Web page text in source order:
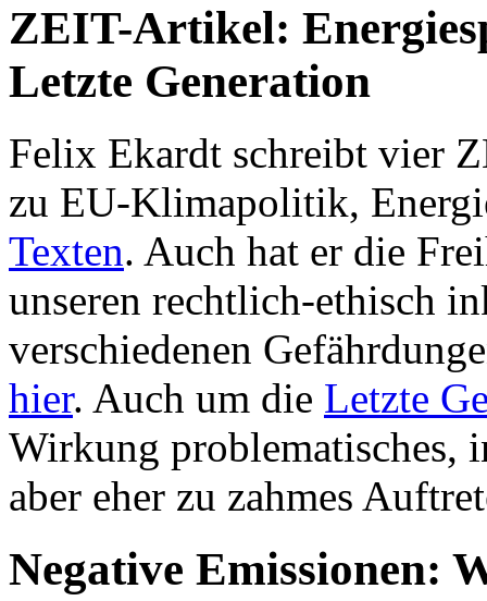
ZEIT-Artikel:
Letzte Generation
Felix Ekardt schreibt vier
zu EU-Klimapolitik,
Texten. Auch hat er die
unseren rechtlich-ethisch
verschiedenen
hier. Auch um die Letzte
Wirkung problematisches,
aber eher zu zahmes
Negative Emissionen: